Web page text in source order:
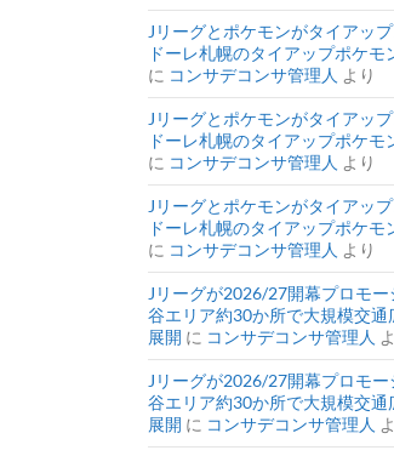
Jリーグとポケモンがタイアッ
ドーレ札幌のタイアップポケモ
に コンサデコンサ管理人 より
Jリーグとポケモンがタイアッ
ドーレ札幌のタイアップポケモ
に コンサデコンサ管理人 より
Jリーグとポケモンがタイアッ
ドーレ札幌のタイアップポケモ
に コンサデコンサ管理人 より
Jリーグが2026/27開幕プロモ
谷エリア約30か所で大規模交通
展開 に コンサデコンサ管理人
Jリーグが2026/27開幕プロモ
谷エリア約30か所で大規模交通
展開 に コンサデコンサ管理人